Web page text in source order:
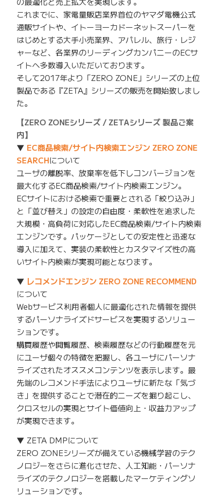
これまでに、家電量販店業界首位のヤマダ電機公式
通販サイトや、イトーヨーカドーネットスーパーを
はじめとする大手小売業界、アパレル、旅行・レジ
ャーなど、各業界のリーディングカンパニーのECサ
イトへ多数導入いただいております。
そして2017年より「ZERO ZONE」シリーズの上位
製品である『ZETA』シリーズの販売を開始致しまし
た。
【ZERO ZONEシリーズ / ZETAシリーズ 製品ご案
内】
▼ EC商品検索/サイト内検索エンジン ZERO ZONE
SEARCHについて
ユーザの離脱率、放棄率を低下しコンバージョンを
最大化するEC商品検索/サイト内検索エンジン。
ECサイトにおける検索で重要とされる「絞り込み」
と「並び替え」の設定の自由度・柔軟性を追求した
大規模・高負荷に対応したEC商品検索/サイト内検索
エンジンです。パッケージとしての安定性と迅速な
導入に加えて、実装の柔軟性とカスタマイズ性の高
いサイト内検索が実現可能となります。
▼ レコメンドエンジン ZERO ZONE RECOMMEND
について
Webサービス利用者個人に最適化された情報を提供
するパーソナライズドサービスを実現するソリュー
ションです。
購買履歴や閲覧履歴、検索履歴などの行動履歴を元
にユーザ個々の特徴を把握し、各ユーザにパーソナ
ライズされたオススメコンテンツを表示します。最
先端のレコメンド手法によりユーザに新たな「気づ
き」を提供することで潜在的ニーズを掘り起こし、
クロスセルの実現とサイト価値向上・収益力アップ
が実現できます。
▼ ZETA DMPについて
ZERO ZONEシリーズが備えている機械学習のテク
ノロジーをさらに進化させた、人工知能・パーソナ
ライズのテクノロジーを搭載したマーケティングソ
リューションです。